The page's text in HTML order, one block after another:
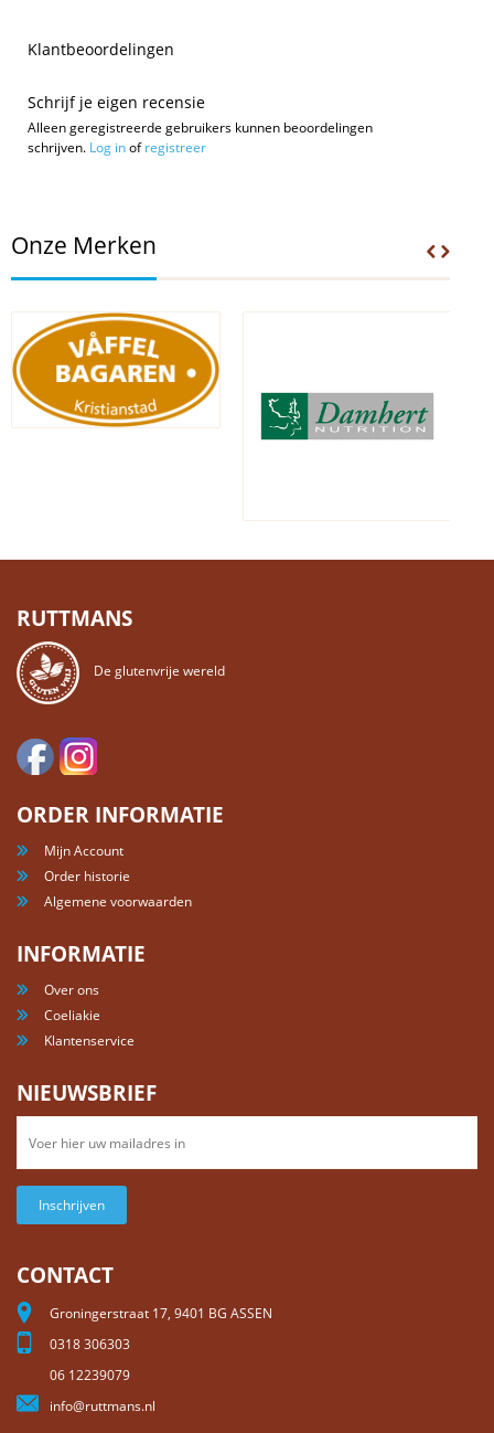
Klantbeoordelingen
Schrijf je eigen recensie
Alleen geregistreerde gebruikers kunnen beoordelingen
schrijven. Log inofregistreer
Onze Merken
RUTTMANS
De glutenvrije wereld
ORDER INFORMATIE
Mijn Account
Order historie
Algemene voorwaarden
INFORMATIE
Over ons
Coeliakie
Klantenservice
NIEUWSBRIEF
Inschrijven
CONTACT
Groningerstraat 17, 9401 BG ASSEN
0318 306303
06 12239079
info@ruttmans.nl